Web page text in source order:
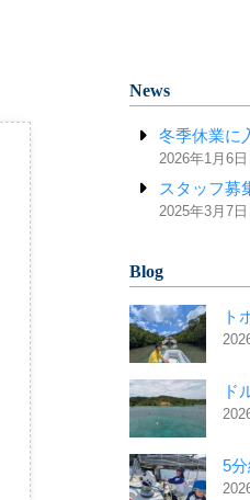
News
冬季休業に
2026年1月6日
スタッフ募
2025年3月7日
Blog
ト
ド
5